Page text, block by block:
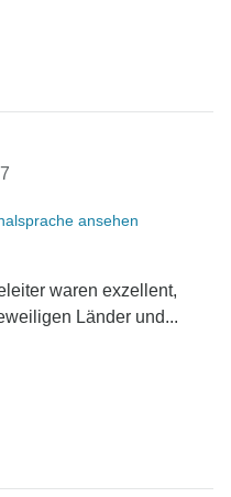
ansehen
waren exzellent,
Länder und...